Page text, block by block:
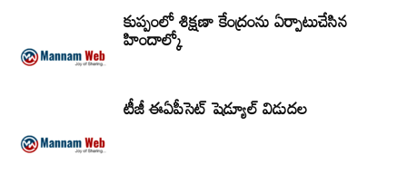
కుప్పంలో శిక్షణా కేంద్రంను ఏర్పాటుచేసిన
హిందాల్కో
టీజీ ఈఏపీసెట్‌ షెడ్యూల్‌ విడుదల